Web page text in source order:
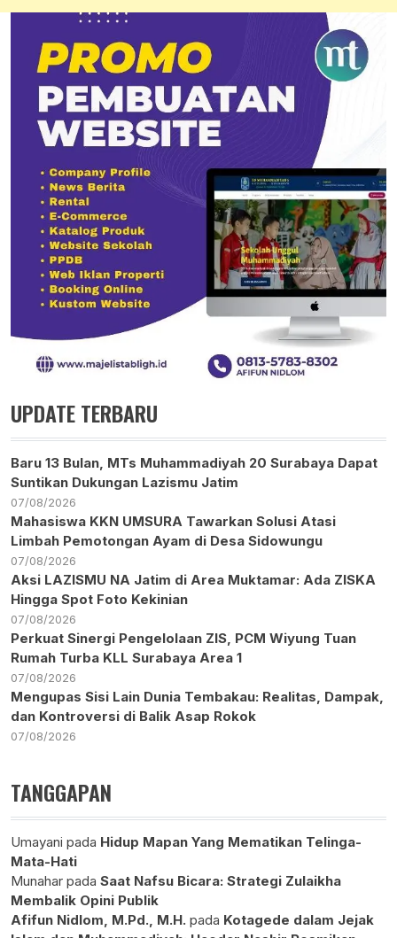
UPDATE TERBARU
Baru 13 Bulan, MTs Muhammadiyah 20 Surabaya Dapat
Suntikan Dukungan Lazismu Jatim
07/08/2026
Mahasiswa KKN UMSURA Tawarkan Solusi Atasi
Limbah Pemotongan Ayam di Desa Sidowungu
07/08/2026
Aksi LAZISMU NA Jatim di Area Muktamar: Ada ZISKA
Hingga Spot Foto Kekinian
07/08/2026
Perkuat Sinergi Pengelolaan ZIS, PCM Wiyung Tuan
Rumah Turba KLL Surabaya Area 1
07/08/2026
Mengupas Sisi Lain Dunia Tembakau: Realitas, Dampak,
dan Kontroversi di Balik Asap Rokok
07/08/2026
TANGGAPAN
Umayani pada Hidup Mapan Yang Mematikan Telinga-
Mata-Hati
Munahar pada Saat Nafsu Bicara: Strategi Zulaikha
Membalik Opini Publik
Afifun Nidlom, M.Pd., M.H. pada Kotagede dalam Jejak